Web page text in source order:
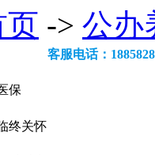
页 -> 公办
客服电话：
保
终关怀